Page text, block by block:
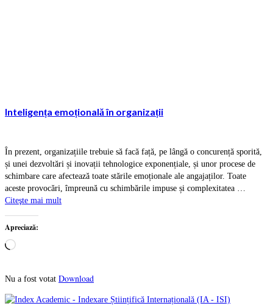
Inteligența emoțională în organizații
În prezent, organizațiile trebuie să facă față, pe lângă o concurență sporită,
și unei dezvoltări și inovații tehnologice exponențiale, și unor procese de
schimbare care afectează toate stările emoționale ale angajaților. Toate
aceste provocări, împreună cu schimbările impuse și complexitatea …
Citeşte mai mult
Apreciază:
Încarc...
Nu a fost votat Download